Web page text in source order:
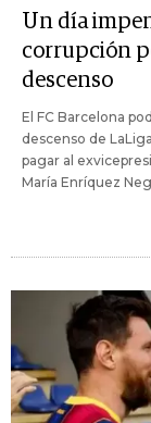
Un día
corrupción
descenso
El FC Barcelona
descenso de
pagar al
María Enríquez